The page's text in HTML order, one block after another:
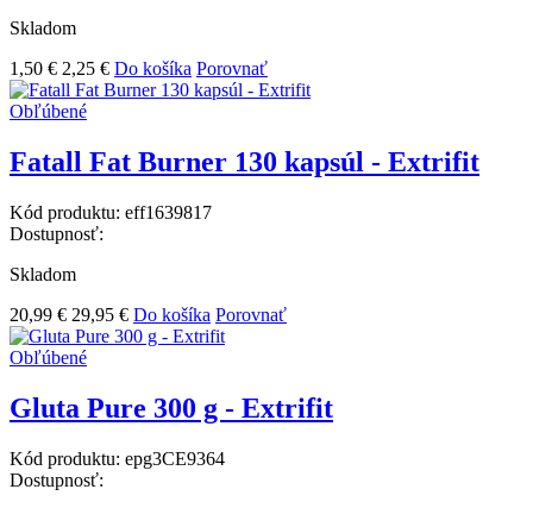
Skladom
1,50 € 2,25 € Do košíka Porovnať
Obľúbené
Fatall Fat Burner 130 kapsúl - Extrifit
Kód produktu: eff1639817
Dostupnosť:
Skladom
20,99 € 29,95 € Do košíka Porovnať
Obľúbené
Gluta Pure 300 g - Extrifit
Kód produktu: epg3CE9364
Dostupnosť: